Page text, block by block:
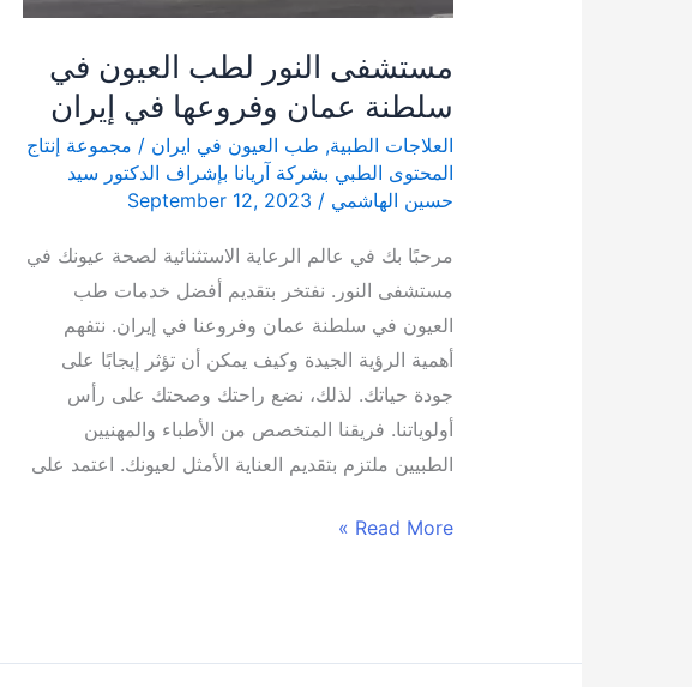
مستشفی النور لطب العيون في
سلطنة عمان وفروعها في إيران
العلاجات الطبية, طب العيون في ايران / مجموعة إنتاج
المحتوى الطبي بشركة آریانا بإشراف الدكتور سيد
حسين الهاشمي /
September 12, 2023
مرحبًا بك في عالم الرعاية الاستثنائية لصحة عيونك في
مستشفى النور. نفتخر بتقديم أفضل خدمات طب
العيون في سلطنة عمان وفروعنا في إيران. نتفهم
أهمية الرؤية الجيدة وكيف يمكن أن تؤثر إيجابًا على
جودة حياتك. لذلك، نضع راحتك وصحتك على رأس
أولوياتنا. فريقنا المتخصص من الأطباء والمهنيين
الطبيين ملتزم بتقديم العناية الأمثل لعيونك. اعتمد على
Read More »